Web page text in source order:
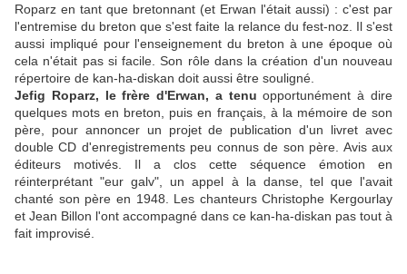
Roparz en tant que bretonnant (et Erwan l'était aussi) : c'est par
l'entremise du breton que s'est faite la relance du fest-noz. Il s'est
aussi impliqué pour l'enseignement du breton à une époque où
cela n'était pas si facile. Son rôle dans la création d'un nouveau
répertoire de kan-ha-diskan doit aussi être souligné.
Jefig Roparz, le frère d'Erwan, a tenu opportunément à dire
quelques mots en breton, puis en français, à la mémoire de son
père, pour annoncer un projet de publication d'un livret avec
double CD d'enregistrements peu connus de son père. Avis aux
éditeurs motivés. Il a clos cette séquence émotion en
réinterprétant "eur galv", un appel à la danse, tel que l'avait
chanté son père en 1948. Les chanteurs Christophe Kergourlay
et Jean Billon l'ont accompagné dans ce kan-ha-diskan pas tout à
fait improvisé.